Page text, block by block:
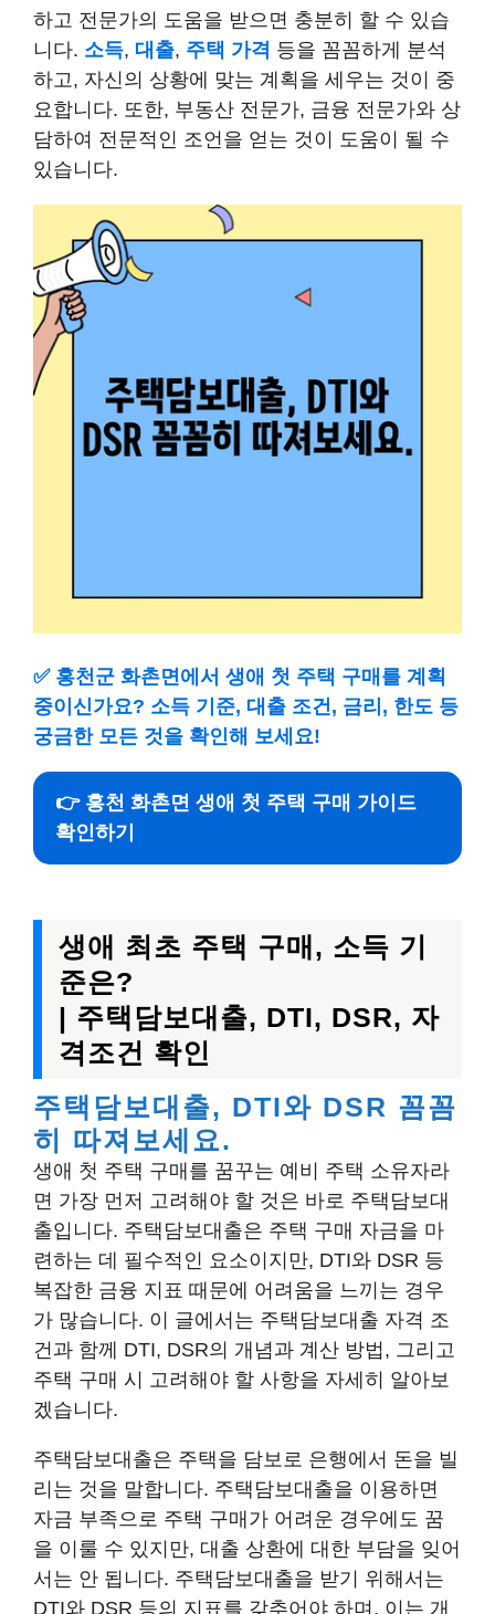
하고 전문가의 도움을 받으면 충분히 할 수 있습
니다. 소득, 대출, 주택 가격 등을 꼼꼼하게 분석
하고, 자신의 상황에 맞는 계획을 세우는 것이 중
요합니다. 또한, 부동산 전문가, 금융 전문가와 상
담하여 전문적인 조언을 얻는 것이 도움이 될 수
있습니다.
✅ 홍천군 화촌면에서 생애 첫 주택 구매를 계획
중이신가요? 소득 기준, 대출 조건, 금리, 한도 등
궁금한 모든 것을 확인해 보세요!
👉 홍천 화촌면 생애 첫 주택 구매 가이드
확인하기
생애 최초 주택 구매, 소득 기
준은?
| 주택담보대출, DTI, DSR, 자
격조건 확인
주택담보대출, DTI와 DSR 꼼꼼
히 따져보세요.
생애 첫 주택 구매를 꿈꾸는 예비 주택 소유자라
면 가장 먼저 고려해야 할 것은 바로 주택담보대
출입니다. 주택담보대출은 주택 구매 자금을 마
련하는 데 필수적인 요소이지만, DTI와 DSR 등
복잡한 금융 지표 때문에 어려움을 느끼는 경우
가 많습니다. 이 글에서는 주택담보대출 자격 조
건과 함께 DTI, DSR의 개념과 계산 방법, 그리고
주택 구매 시 고려해야 할 사항을 자세히 알아보
겠습니다.
주택담보대출은 주택을 담보로 은행에서 돈을 빌
리는 것을 말합니다. 주택담보대출을 이용하면
자금 부족으로 주택 구매가 어려운 경우에도 꿈
을 이룰 수 있지만, 대출 상환에 대한 부담을 잊어
서는 안 됩니다. 주택담보대출을 받기 위해서는
DTI와 DSR 등의 지표를 갖추어야 하며, 이는 개